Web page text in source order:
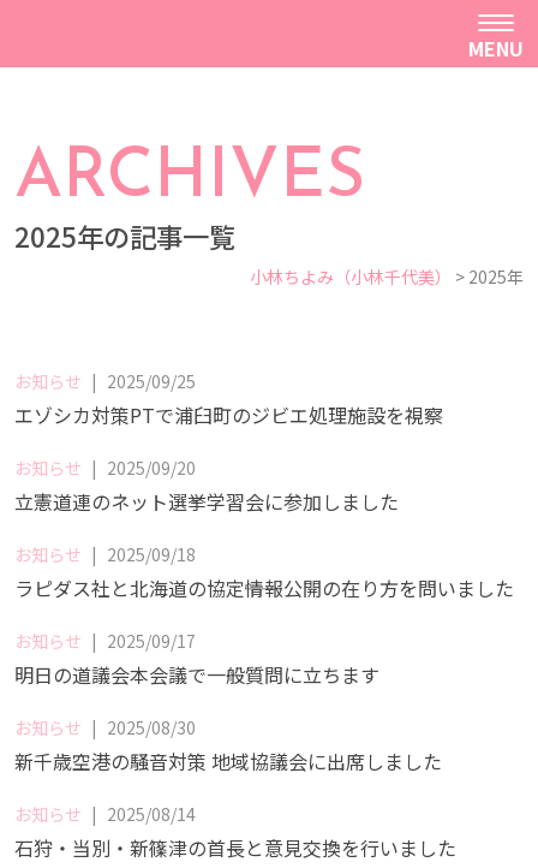
MENU
ARCHIVES
2025年の記事一覧
小林ちよみ（小林千代美） > 2025年
お知らせ | 2025/09/25
エゾシカ対策PTで浦臼町のジビエ処理施設を視察
お知らせ | 2025/09/20
立憲道連のネット選挙学習会に参加しました
お知らせ | 2025/09/18
ラピダス社と北海道の協定――情報公開の在り方を問いました
お知らせ | 2025/09/17
明日の道議会本会議で一般質問に立ちます
お知らせ | 2025/08/30
新千歳空港の騒音対策 地域協議会に出席しました
お知らせ | 2025/08/14
石狩・当別・新篠津の首長と意見交換を行いました